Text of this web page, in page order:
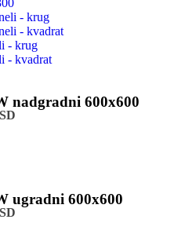
- krug
- kvadrat
- krug
- kvadrat
nadgradni 600x600
ugradni 600x600